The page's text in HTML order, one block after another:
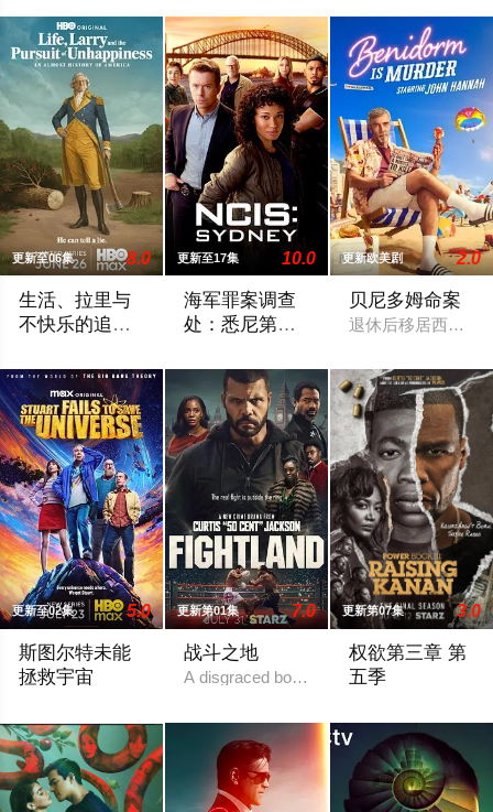
更新至06集 8.0
生活、拉里与
不快乐的追
史
更新至17集 10.0
海军罪案调查
处：悉尼第三
更新欧美剧 2.0
贝尼多姆命案
退休后移居西班牙
更新至02集 5.0
斯图尔特未能
拯救宇宙
更新第01集 7.0
战斗之地
A disgraced boxing champion is released
更新第07集 3.0
权欲第三章 第
五季